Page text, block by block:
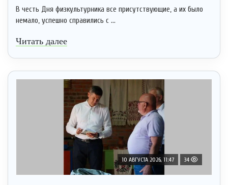
В честь Дня физкультурника все присутствующие, а их было
немало, успешно справились с ...
Читать далее
10 АВГУСТА 2026, 11:47 34